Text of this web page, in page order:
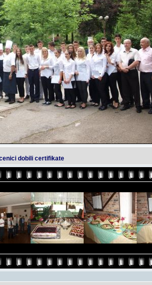
dobili certifikate